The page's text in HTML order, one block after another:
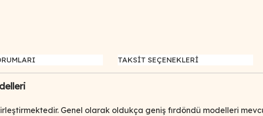
TAKSİT SEÇENEKLERİ
Genel olarak oldukça geniş fırdöndü modelleri